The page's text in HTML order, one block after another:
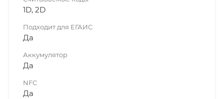
1D, 2D
Подходит для ЕГАИС
Да
Аккумулятор
Да
NFC
Да